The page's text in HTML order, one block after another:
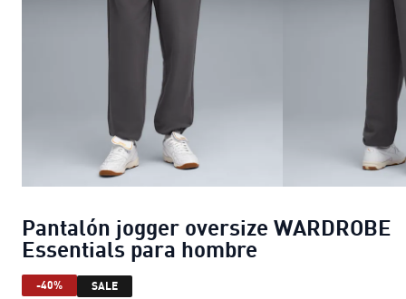
Pantalón jogger oversize WARDROBE
Essentials para hombre
-40% SALE